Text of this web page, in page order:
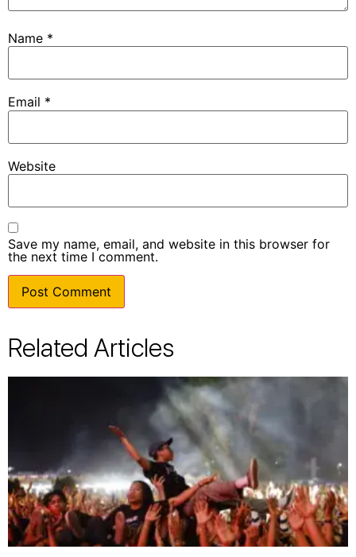
Name *
Email *
Website
Save my name, email, and website in this browser for
the next time I comment.
Related Articles